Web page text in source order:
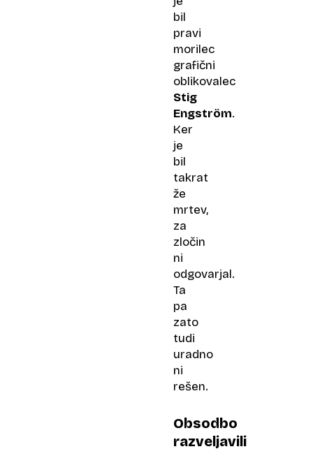
bil
pravi
morilec
grafični
oblikovalec
Stig
Engström.
Ker
je
bil
takrat
že
mrtev,
za
zločin
ni
odgovarjal.
Ta
pa
zato
tudi
uradno
ni
rešen.
Obsodbo
razveljavili